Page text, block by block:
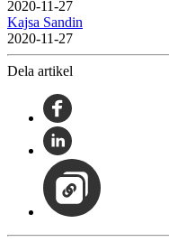
2020-11-27
Kajsa Sandin
2020-11-27
Dela artikel